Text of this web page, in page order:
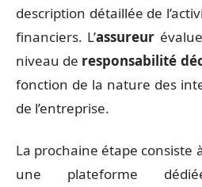
description détaillée de
financiers. L’assureur
niveau de responsabilité
fonction de la nature des
de l’entreprise.
La prochaine étape consiste
une plateforme